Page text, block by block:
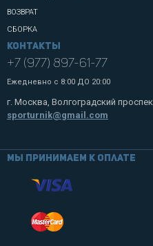
ВОЗВРАТ
СБОРКА
Контакты
+7 (977) 897-61-77
Ежедневно с 8:00 ДО 20:00
г. Москва, Волгоградский
sporturnik@gmail.com
Мы принимаем к оплате